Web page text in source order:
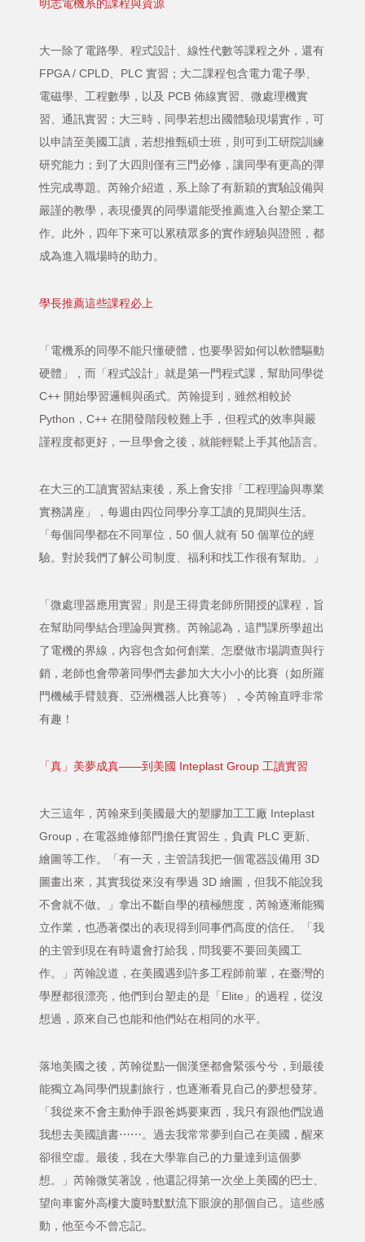
明志電機系的課程與資源
大一除了電路學、程式設計、線性代數等課程之外，還有
FPGA / CPLD、PLC 實習；大二課程包含電力電子學、
電磁學、工程數學，以及 PCB 佈線實習、微處理機實
習、通訊實習；大三時，同學若想出國體驗現場實作，可
以申請至美國工讀，若想推甄碩士班，則可到工研院訓練
研究能力；到了大四則僅有三門必修，讓同學有更高的彈
性完成專題。芮翰介紹道，系上除了有新穎的實驗設備與
嚴謹的教學，表現優異的同學還能受推薦進入台塑企業工
作。此外，四年下來可以累積眾多的實作經驗與證照，都
成為進入職場時的助力。
學長推薦這些課程必上
「電機系的同學不能只懂硬體，也要學習如何以軟體驅動
硬體」，而「程式設計」就是第一門程式課，幫助同學從
C++ 開始學習邏輯與函式。芮翰提到，雖然相較於
Python，C++ 在開發階段較難上手，但程式的效率與嚴
謹程度都更好，一旦學會之後，就能輕鬆上手其他語言。
在大三的工讀實習結束後，系上會安排「工程理論與專業
實務講座」，每週由四位同學分享工讀的見聞與生活。
「每個同學都在不同單位，50 個人就有 50 個單位的經
驗。對於我們了解公司制度、福利和找工作很有幫助。」
「微處理器應用實習」則是王得貴老師所開授的課程，旨
在幫助同學結合理論與實務。芮翰認為，這門課所學超出
了電機的界線，內容包含如何創業、怎麼做市場調查與行
銷，老師也會帶著同學們去參加大大小小的比賽（如所羅
門機械手臂競賽、亞洲機器人比賽等），令芮翰直呼非常
有趣！
「真」美夢成真——到美國 Inteplast Group 工讀實習
大三這年，芮翰來到美國最大的塑膠加工工廠 Inteplast
Group，在電器維修部門擔任實習生，負責 PLC 更新、
繪圖等工作。「有一天，主管請我把一個電器設備用 3D
圖畫出來，其實我從來沒有學過 3D 繪圖，但我不能說我
不會就不做。」拿出不斷自學的積極態度，芮翰逐漸能獨
立作業，也憑著傑出的表現得到同事們高度的信任。「我
的主管到現在有時還會打給我，問我要不要回美國工
作。」芮翰說道，在美國遇到許多工程師前輩，在臺灣的
學歷都很漂亮，他們到台塑走的是「Elite」的過程，從沒
想過，原來自己也能和他們站在相同的水平。
落地美國之後，芮翰從點一個漢堡都會緊張兮兮，到最後
能獨立為同學們規劃旅行，也逐漸看見自己的夢想發芽。
「我從來不會主動伸手跟爸媽要東西，我只有跟他們說過
我想去美國讀書⋯⋯。過去我常常夢到自己在美國，醒來
卻很空虛。最後，我在大學靠自己的力量達到這個夢
想。」芮翰微笑著說，他還記得第一次坐上美國的巴士、
望向車窗外高樓大廈時默默流下眼淚的那個自己。這些感
動，他至今不曾忘記。